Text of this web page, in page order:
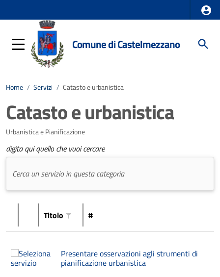
Comune di Castelmezzano
Home / Servizi / Catasto e urbanistica
Catasto e urbanistica
Urbanistica e Pianificazione
digita qui quello che vuoi cercare
Titolo #
Presentare osservazioni agli strumenti di
pianificazione urbanistica